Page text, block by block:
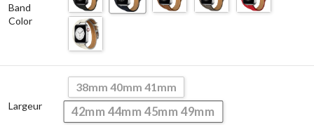
Band
Color
Largeur
38mm 40mm 41mm
42mm 44mm 45mm 49mm